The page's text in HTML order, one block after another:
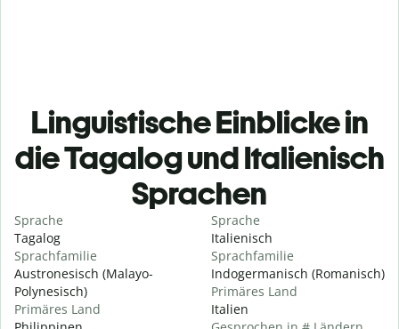
Linguistische Einblicke in
die Tagalog und Italienisch
Sprachen
Sprache
Tagalog
Sprachfamilie
Austronesisch (Malayo-
Polynesisch)
Primäres Land
Sprache
Italienisch
Sprachfamilie
Indogermanisch (Romanisch)
Primäres Land
Italien